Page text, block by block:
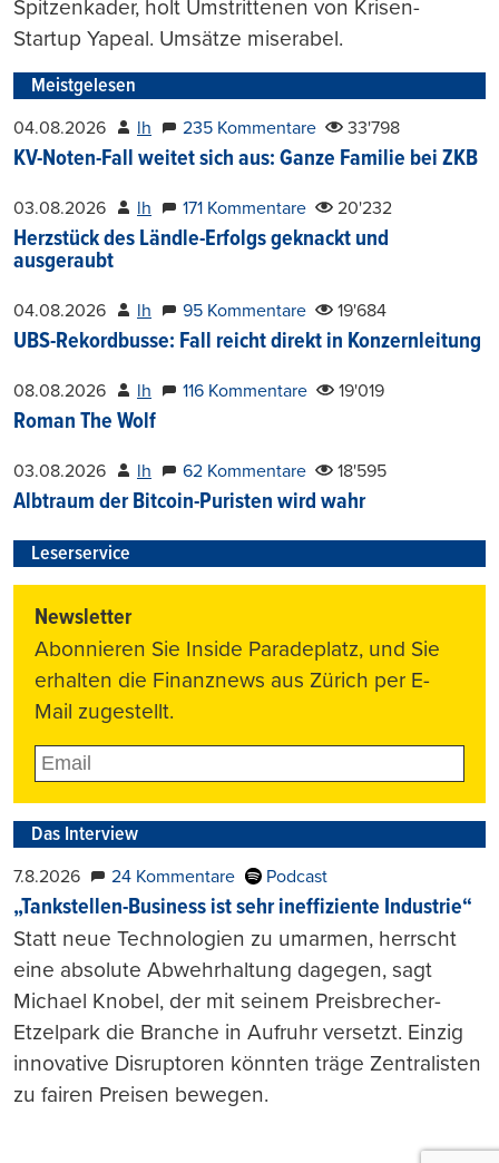
Spitzenkader, holt Umstrittenen von Krisen-
Startup Yapeal. Umsätze miserabel.
Meistgelesen
04.08.2026 lh 235 Kommentare 33'798
KV-Noten-Fall weitet sich aus: Ganze Familie bei ZKB
03.08.2026 lh 171 Kommentare 20'232
Herzstück des Ländle-Erfolgs geknackt und
ausgeraubt
04.08.2026 lh 95 Kommentare 19'684
UBS-Rekordbusse: Fall reicht direkt in Konzernleitung
08.08.2026 lh 116 Kommentare 19'019
Roman The Wolf
03.08.2026 lh 62 Kommentare 18'595
Albtraum der Bitcoin-Puristen wird wahr
Leserservice
Newsletter
Abonnieren Sie Inside Paradeplatz, und Sie
erhalten die Finanznews aus Zürich per E-
Mail zugestellt.
Das Interview
7.8.2026 24 Kommentare Podcast
„Tankstellen-Business ist sehr ineffiziente Industrie“
Statt neue Technologien zu umarmen, herrscht
eine absolute Abwehrhaltung dagegen, sagt
Michael Knobel, der mit seinem Preisbrecher-
Etzelpark die Branche in Aufruhr versetzt. Einzig
innovative Disruptoren könnten träge Zentralisten
zu fairen Preisen bewegen.